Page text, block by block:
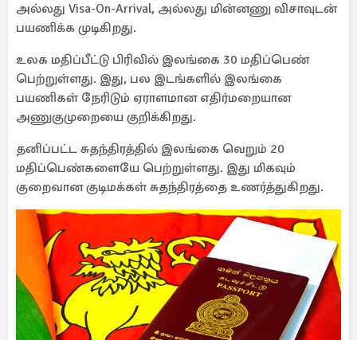
அல்லது Visa-On-Arrival, அல்லது மின்னணு விசாவுடன்
பயணிக்க முடிகிறது.
உலக மதிப்பீட்டு பிரிவில் இலங்கை 30 மதிப்பெண்
பெற்றுள்ளது. இது, பல இடங்களில் இலங்கை
பயணிகள் நேரிடும் ஏராளமான எதிர்மறையான
அணுகுமுறையை குறிக்கிறது.
தனிப்பட்ட சுதந்திரத்தில் இலங்கை வெறும் 20
மதிப்பெண்களையே பெற்றுள்ளது. இது மிகவும்
குறைவான குடிமக்கள் சுதந்திரத்தை உணர்த்துகிறது.